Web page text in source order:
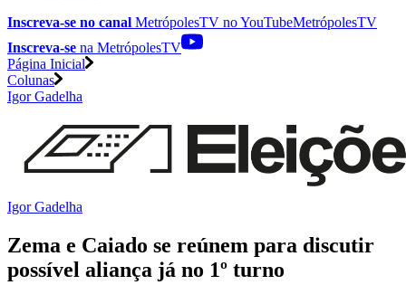
Inscreva-se no canal MetrópolesTV noYouTubeMetrópolesTV
Inscreva-se na MetrópolesTV
Página Inicial
Colunas
Igor Gadelha
Igor Gadelha
Zema e Caiado se reúnem para discutir
possível aliança já no 1º turno